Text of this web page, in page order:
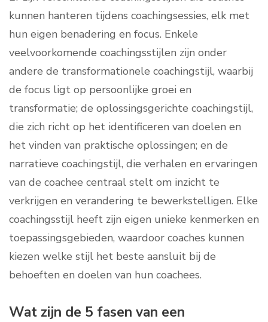
kunnen hanteren tijdens coachingsessies, elk met
hun eigen benadering en focus. Enkele
veelvoorkomende coachingsstijlen zijn onder
andere de transformationele coachingstijl, waarbij
de focus ligt op persoonlijke groei en
transformatie; de oplossingsgerichte coachingstijl,
die zich richt op het identificeren van doelen en
het vinden van praktische oplossingen; en de
narratieve coachingstijl, die verhalen en ervaringen
van de coachee centraal stelt om inzicht te
verkrijgen en verandering te bewerkstelligen. Elke
coachingsstijl heeft zijn eigen unieke kenmerken en
toepassingsgebieden, waardoor coaches kunnen
kiezen welke stijl het beste aansluit bij de
behoeften en doelen van hun coachees.
Wat zijn de 5 fasen van een